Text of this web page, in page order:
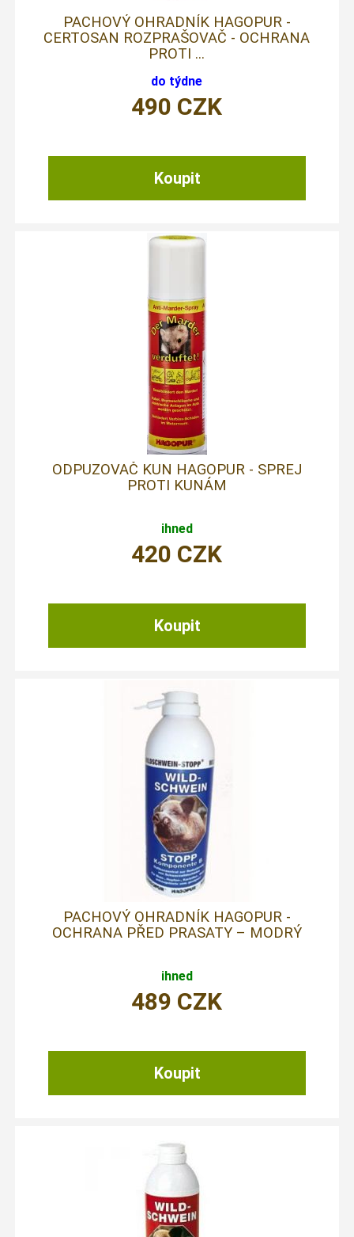
PACHOVÝ OHRADNÍK HAGOPUR -
CERTOSAN ROZPRAŠOVAČ - OCHRANA
PROTI ...
do týdne
490 CZK
ODPUZOVAČ KUN HAGOPUR - SPREJ
PROTI KUNÁM
ihned
420 CZK
PACHOVÝ OHRADNÍK HAGOPUR -
OCHRANA PŘED PRASATY – MODRÝ
ihned
489 CZK